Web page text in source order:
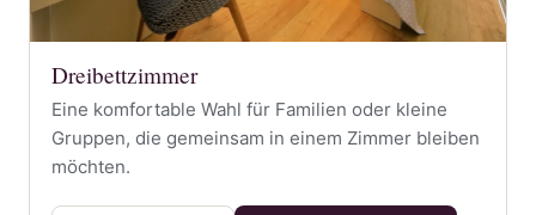
Dreibettzimmer
Eine komfortable Wahl für Familien oder kleine
Gruppen, die gemeinsam in einem Zimmer bleiben
möchten.